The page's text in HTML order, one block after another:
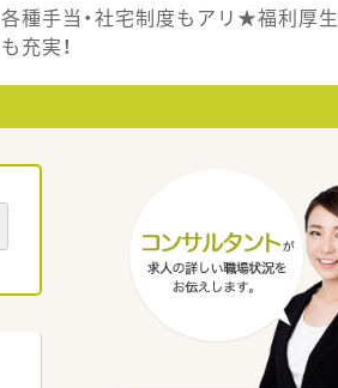
各種手当・社宅制度もアリ★福利厚生
も充実！